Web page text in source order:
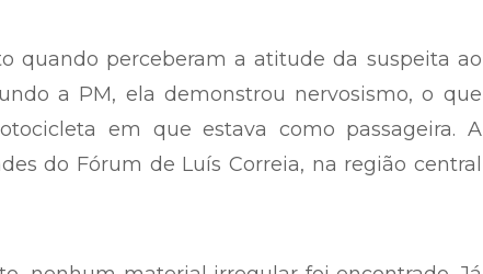
quando perceberam a atitude da suspeita ao
a PM, ela demonstrou nervosismo, o que
em que estava como passageira. A
do Fórum de Luís Correia, na região central